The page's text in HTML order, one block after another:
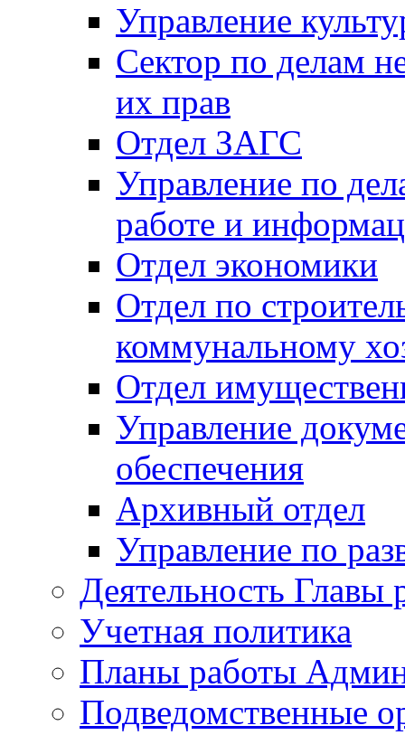
Управление
Сектор по делам
их прав
Отдел ЗАГС
Управление по
работе и
Отдел экономики
Отдел по
коммунальному
Отдел
Управление
обеспечения
Архивный отдел
Управление по
Деятельность Главы
Учетная политика
Планы работы
Подведомственные